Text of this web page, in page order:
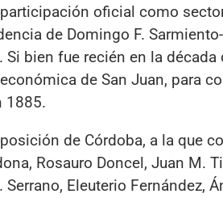
oficial como
de Domingo F.
bien fue recién en la
de San Juan, para
1885.
de Córdoba, a la que
Rosauro Doncel, Juan M.
Serrano, Eleuterio Fernández,